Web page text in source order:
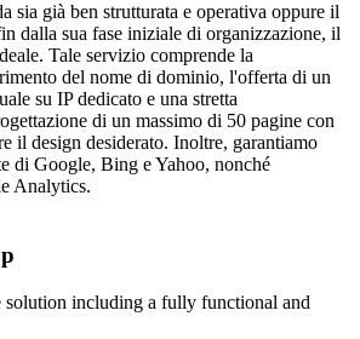
sia già ben strutturata e operativa oppure il
dalla sua fase iniziale di organizzazione, il
Tale servizio comprende la
del nome di dominio, l'offerta di un
su IP dedicato e una stretta
di un massimo di 50 pagine con
il design desiderato. Inoltre, garantiamo
di Google, Bing e Yahoo, nonché
Analytics.
solution including a fully functional and